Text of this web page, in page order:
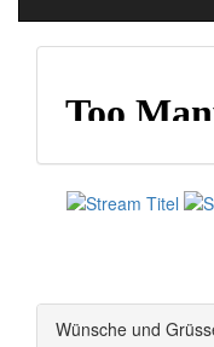
Wünsche und